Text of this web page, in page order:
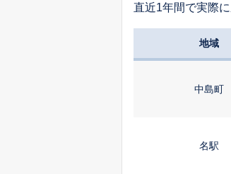
直近1年間で実際
地域
中島町
名駅